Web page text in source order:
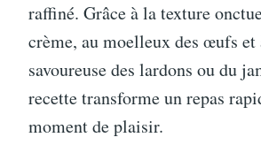
raffiné. Grâce à la texture
crème, au moelleux des œufs et
savoureuse des lardons ou du
recette transforme un repas
moment de plaisir.